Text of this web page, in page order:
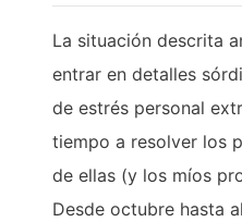
La situación descrita
entrar en detalles
de estrés personal
tiempo a resolver los
de ellas (y los míos
Desde octubre hasta